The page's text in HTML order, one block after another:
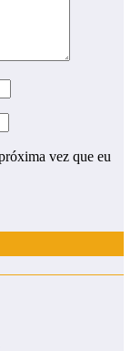
vez que eu